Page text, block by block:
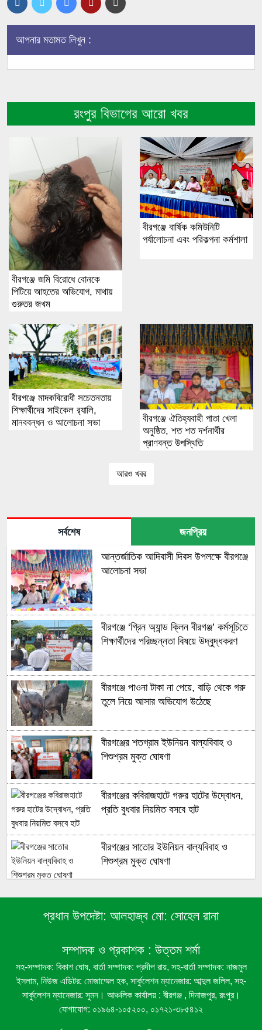
আপনার মতামত লিখুন :
রংপুর বিভাগের আরো খবর
বীরগঞ্জে জমি বিরোধে বোনকে
পিটিয়ে আহতের অভিযোগ, মাথায়
গুরুতর জখম
বীরগঞ্জে বার্ষিক কমিউনিটি
পর্যালোচনা এবং পরিকল্পনা কর্মশালা
বীরগঞ্জে মাদকবিরোধী সচেতনতায়
শিক্ষার্থীদের সাইকেল র‌্যালি,
মানববন্ধন ও আলোচনা সভা
বীরগঞ্জে ঐতিহ্যবাহী পাতা খেলা
অনুষ্ঠিত, শত শত দর্শনার্থীর
প্রাণবন্ত উপস্থিতি
আরও খবর
সর্বশেষ জনপ্রিয়
আন্তর্জাতিক আদিবাসী দিবস উপলক্ষে বীরগঞ্জে
আলোচনা সভা
বীরগঞ্জে ‘গ্রিন অ্যান্ড ক্লিন বীরগঞ্জ’ কর্মসূচিতে
শিক্ষার্থীদের পরিচ্ছন্নতা বিষয়ে উদ্বুদ্ধকরণ
বীরগঞ্জে পাওনা টাকা না পেয়ে, বাড়ি থেকে গরু
তুলে নিয়ে আসার অভিযোগ উঠেছে
বীরগঞ্জের শতগ্রাম ইউনিয়ন বাল্যবিবাহ ও
শিশুশ্রম মুক্ত ঘোষণা
বীরগঞ্জের কবিরাজহাটে গরুর হাটের উদ্বোধন,
প্রতি বুধবার নিয়মিত বসবে হাট
বীরগঞ্জের সাতোর ইউনিয়ন বাল্যবিবাহ ও
শিশুশ্রম মুক্ত ঘোষণা
বীরগঞ্জের ১১নং মরিচা ইউনিয়ন বাল্যবিবাহ ও
শিশুশ্রম মুক্ত ঘোষণা
বীরগঞ্জে রেকর্ডীয় রাস্তা দখলের অভিযোগ, ঘর
নির্মাণ নিয়ে দুই পক্ষের পাল্টাপাল্টি দাবি
প্রধান উপদেষ্টা: আলহাজ্ব মো: সোহেল রানা
সম্পাদক ও প্রকাশক : উত্তম শর্মা
সহ-সম্পাদক: বিকাশ ঘোষ, বার্তা সম্পাদক: প্রদীপ রায়, সহ-বার্তা সম্পাদক: নাজমুল
ইসলাম, নিউজ এডিটর: মোজাম্মেল হক, সার্কুলেশন ম্যানেজার: আব্দুল জলিল, সহ-
সার্কুলেশন ম্যানেজার: সুমন। আঞ্চলিক কার্যালয় : বীরগঞ্জ , দিনাজপুর, রংপুর।
যোগাযোগ: ০১৯৬৪-১০৫২০০, ০১৭২১-৩৮৫৪১২